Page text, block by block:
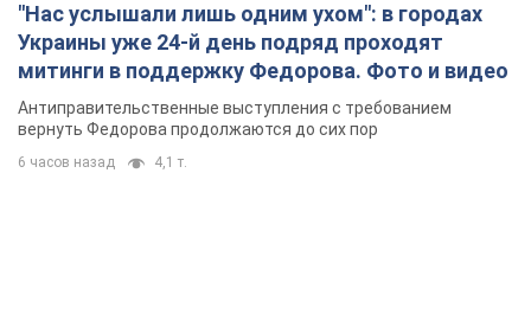
"Нас услышали лишь одним ухом": в городах
Украины уже 24-й день подряд проходят
митинги в поддержку Федорова. Фото и видео
Антиправительственные выступления с требованием
вернуть Федорова продолжаются до сих пор
6 часов назад 4,1 т.